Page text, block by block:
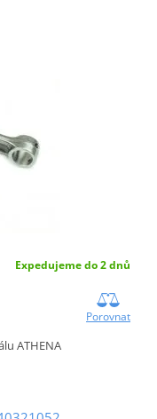
Expedujeme do 2 dnů
Porovnat
ATHENA